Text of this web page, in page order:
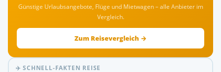
Günstige Urlaubsangebote, Flüge und Mietwagen – alle Anbieter im
Vergleich.
Zum Reisevergleich →
✈️ SCHNELL-FAKTEN REISE